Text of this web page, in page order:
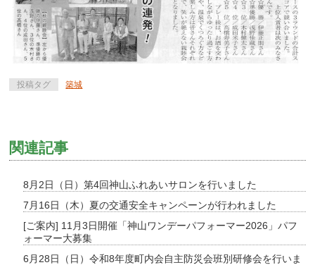
投稿タグ 築城
関連記事
8月2日（日）第4回神山ふれあいサロンを行いました
7月16日（木）夏の交通安全キャンペーンが行われました
[ご案内] 11月3日開催「神山ワンデーパフォーマー2026」パフ
ォーマー大募集
6月28日（日）令和8年度町内会自主防災会班別研修会を行いま